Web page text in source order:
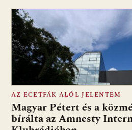
AZ ECETFÁK ALÓL JELENTEM
Magyar Pétert és a
bírálta az Amnesty